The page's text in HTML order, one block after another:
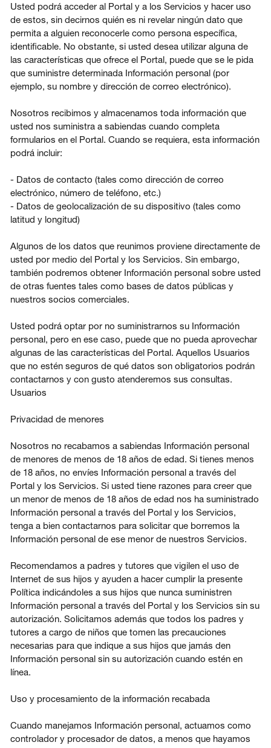
Usted podrá acceder al Portal y a los Servicios y hacer uso
de estos, sin decirnos quién es ni revelar ningún dato que
permita a alguien reconocerle como persona específica,
identificable. No obstante, si usted desea utilizar alguna de
las características que ofrece el Portal, puede que se le pida
que suministre determinada Información personal (por
ejemplo, su nombre y dirección de correo electrónico).
Nosotros recibimos y almacenamos toda información que
usted nos suministra a sabiendas cuando completa
formularios en el Portal. Cuando se requiera, esta información
podrá incluir:
- Datos de contacto (tales como dirección de correo
electrónico, número de teléfono, etc.)
- Datos de geolocalización de su dispositivo (tales como
latitud y longitud)
Algunos de los datos que reunimos proviene directamente de
usted por medio del Portal y los Servicios. Sin embargo,
también podremos obtener Información personal sobre usted
de otras fuentes tales como bases de datos públicas y
nuestros socios comerciales.
Usted podrá optar por no suministrarnos su Información
personal, pero en ese caso, puede que no pueda aprovechar
algunas de las características del Portal. Aquellos Usuarios
que no estén seguros de qué datos son obligatorios podrán
contactarnos y con gusto atenderemos sus consultas.
Usuarios
Privacidad de menores
Nosotros no recabamos a sabiendas Información personal
de menores de menos de 18 años de edad. Si tienes menos
de 18 años, no envíes Información personal a través del
Portal y los Servicios. Si usted tiene razones para creer que
un menor de menos de 18 años de edad nos ha suministrado
Información personal a través del Portal y los Servicios,
tenga a bien contactarnos para solicitar que borremos la
Información personal de ese menor de nuestros Servicios.
Recomendamos a padres y tutores que vigilen el uso de
Internet de sus hijos y ayuden a hacer cumplir la presente
Política indicándoles a sus hijos que nunca suministren
Información personal a través del Portal y los Servicios sin su
autorización. Solicitamos además que todos los padres y
tutores a cargo de niños que tomen las precauciones
necesarias para que indique a sus hijos que jamás den
Información personal sin su autorización cuando estén en
línea.
Uso y procesamiento de la información recabada
Cuando manejamos Información personal, actuamos como
controlador y procesador de datos, a menos que hayamos